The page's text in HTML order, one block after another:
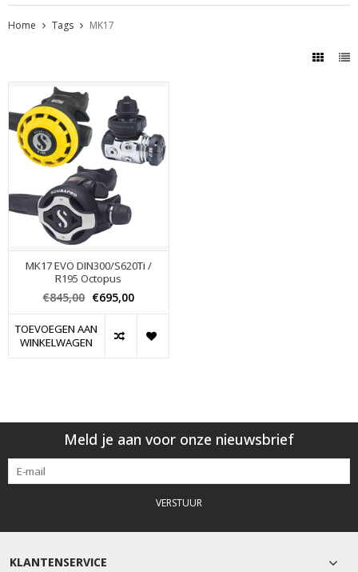
Home Tags MK17
MK17 EVO DIN300/S620Ti /
R195 Octopus
€845,00 €695,00
TOEVOEGEN AAN
WINKELWAGEN
Meld je aan voor onze nieuwsbrief
VERSTUUR
KLANTENSERVICE